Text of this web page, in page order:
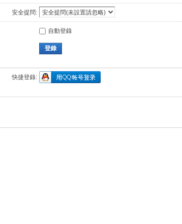
安全提問:
自動登錄
登錄
快捷登錄: